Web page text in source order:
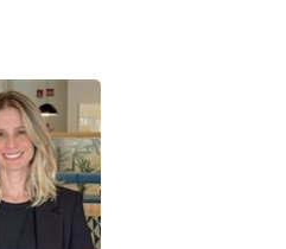
2024/11/tth-day-onfly-
ou as
pela PANROTAS
Não reproduza o